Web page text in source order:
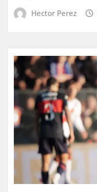
Hector Perez